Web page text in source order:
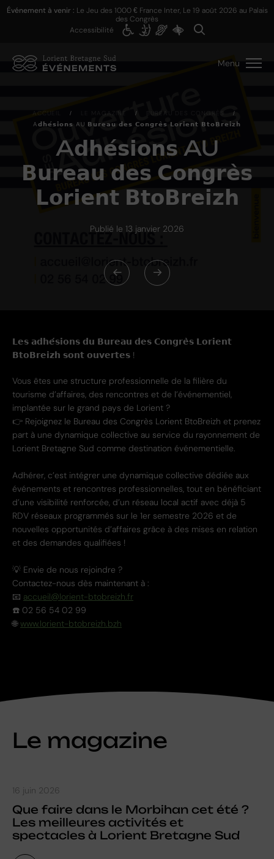
Événement à venir : Le Jeu des 1000 € France Inter, Le 19 août 2026 au Palais
des Congrès
Accessibilité
Menu
A𝗱𝗵𝗲́𝘀𝗶𝗼𝗻𝘀 AU
𝗕𝘂𝗿𝗲𝗮𝘂 𝗱𝗲𝘀 𝗖𝗼𝗻𝗴𝗿𝗲̀𝘀
𝗟𝗼𝗿𝗶𝗲𝗻𝘁 𝗕𝘁𝗼𝗕𝗿𝗲𝗶𝘇𝗵
ACCUEIL / LE MAGAZINE / BUREAU DES CONGRÈS
/
A𝗱𝗵𝗲́𝘀𝗶𝗼𝗻𝘀 AU 𝗕𝘂𝗿𝗲𝗮𝘂 𝗱𝗲𝘀 𝗖𝗼𝗻𝗴𝗿𝗲̀𝘀 𝗟𝗼𝗿𝗶𝗲𝗻𝘁 𝗕𝘁𝗼𝗕𝗿𝗲𝗶𝘇𝗵
Publié le 13 janvier 2026
𝗟𝗲𝘀 𝗮𝗱𝗵𝗲́𝘀𝗶𝗼𝗻𝘀 𝗱𝘂 𝗕𝘂𝗿𝗲𝗮𝘂 𝗱𝗲𝘀 𝗖𝗼𝗻𝗴𝗿𝗲̀𝘀 𝗟𝗼𝗿𝗶𝗲𝗻𝘁
𝗕𝘁𝗼𝗕𝗿𝗲𝗶𝘇𝗵 𝘀𝗼𝗻𝘁 𝗼𝘂𝘃𝗲𝗿𝘁𝗲𝘀 !
Vous êtes une structure professionnelle de la filière du
tourisme d’affaires, des rencontres et de l’événementiel,
implantée sur le grand pays de Lorient ?
👉 Rejoignez le Bureau des Congrès Lorient BtoBreizh et prenez
part à une dynamique collective au service du rayonnement de
Lorient Bretagne Sud comme destination événementielle.
Adhérer, c’est intégrer une dynamique collective dédiée aux
événements et rencontres professionnelles, tout en bénéficiant
d’une visibilité renforcée, d’un réseau local actif avec déjà 5
RDV réseaux programmés sur le 1er semestre 2026 et de
nouvelles opportunités d’affaires grâce à des mises en relation
et des demandes qualifiées !
💡 Envie de nous rejoindre ?
Contactez-nous dès maintenant à :
📧 accueil@lorient-btobreizh.fr
☎️ 02 56 54 02 99
🌐www.lorient-btobreizh.bzh
Le magazine
Que faire dans le Morbihan cet été ?
Les meilleures activités et
spectacles à Lorient Bretagne Sud
16 juin 2026